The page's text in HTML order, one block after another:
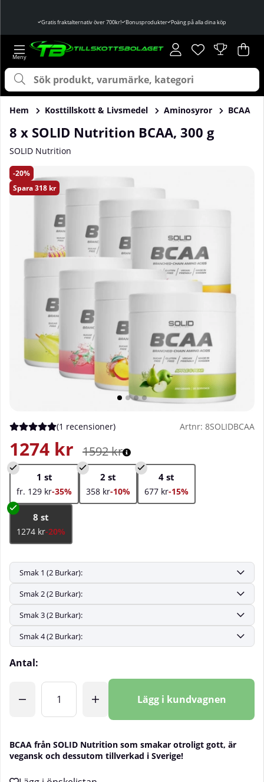
Gratis fraktalternativ över 700kr! Bonusprodukter Poäng på alla dina köp
Önskelista
Antal i
. .
Hem Kosttillskott & Livsmedel Aminosyror BCAA
8 x SOLID Nutrition BCAA, 300 g
SOLID Nutrition
20
Spara318 kr
Produktbilder 8 x SOLID Nutrition BCAA, 300 g
Medelbetyg 5 av 5 Antal betyg 1
(1 recensioner) Artnr: 8SOLIDBCAA
1592kr
1274 kr
1 st
fr. 129 kr-35%
2 st
358 kr-10%
4 st
677 kr-15%
8 st
1274 kr-20%
Antal:
Lägg i kundvagnen
BCAA från SOLID Nutrition som smakar otroligt gott, är
vegansk och dessutom tillverkad i Sverige!